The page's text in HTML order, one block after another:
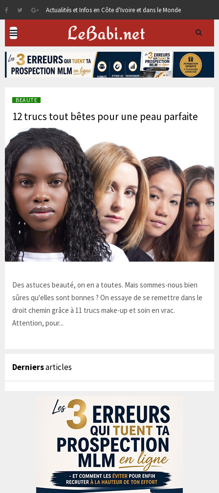
Actualités et Infos en Côte d'Ivoire et dans le Monde
BEAUTE
12 trucs tout bêtes pour une peau parfaite
Des astuces beauté, on en a toutes. Mais sommes-nous bien
sûres qu'elles sont bonnes ? On essaye de se remettre dans le
droit chemin grâce à 11 trucs make-up et soin en vrac.
Attention, pour...
Derniersarticles